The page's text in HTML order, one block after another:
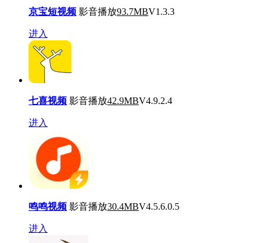
京宝短视频 影音播放93.7MBV1.3.3
进入
七喜视频 影音播放42.9MBV4.9.2.4
进入
鸣鸣视频 影音播放30.4MBV4.5.6.0.5
进入